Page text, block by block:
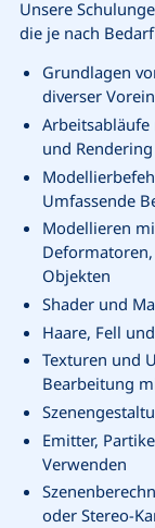
Unsere
die je nach
Grundlagen
diverser
und Rendering
Umfassende
Modellieren
Deformatoren,
Objekten
Shader und
Haare, Fell
Texturen und
Bearbeitung
Emitter,
Verwenden
oder Stereo-